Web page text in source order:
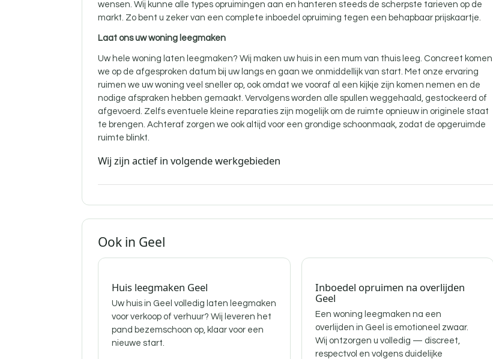
wensen. Wij kunne alle types opruimingen aan en hanteren steeds de scherpste tarieven op de
markt. Zo bent u zeker van een complete inboedel opruiming tegen een behapbaar prijskaartje.
Laat ons uw woning leegmaken
Uw hele woning laten leegmaken? Wij maken uw huis in een mum van thuis leeg. Concreet komen
we op de afgesproken datum bij uw langs en gaan we onmiddellijk van start. Met onze ervaring
ruimen we uw woning veel sneller op, ook omdat we vooraf al een kijkje zijn komen nemen en de
nodige afspraken hebben gemaakt. Vervolgens worden alle spullen weggehaald, gestockeerd of
afgevoerd. Zelfs eventuele kleine reparaties zijn mogelijk om de ruimte opnieuw in originele staat
te brengen. Achteraf zorgen we ook altijd voor een grondige schoonmaak, zodat de opgeruimde
ruimte blinkt.
Wij zijn actief in volgende werkgebieden
Ook in Geel
Huis leegmaken Geel
Uw huis in Geel volledig laten leegmaken
voor verkoop of verhuur? Wij leveren het
pand bezemschoon op, klaar voor een
nieuwe start.
Inboedel opruimen na overlijden
Geel
Een woning leegmaken na een
overlijden in Geel is emotioneel zwaar.
Wij ontzorgen u volledig — discreet,
respectvol en volgens duidelijke